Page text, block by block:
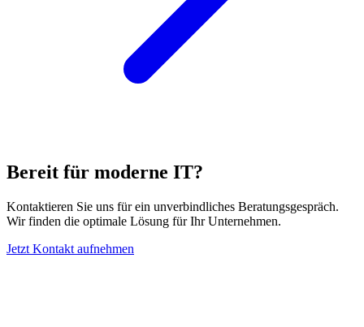
Bereit für moderne IT?
Kontaktieren Sie uns für ein unverbindliches Beratungsgespräch.
Wir finden die optimale Lösung für Ihr Unternehmen.
Jetzt Kontakt aufnehmen